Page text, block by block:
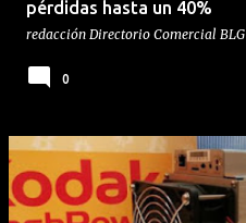
pérdidas hasta un 40%
redacción Directorio Comercial BLG
0